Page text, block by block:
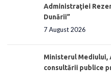
Administraţiei
Dunării”
7 August 2026
Ministerul Mediului,
consultării publice